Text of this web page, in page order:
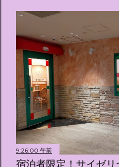
9:26:00 午前
宿泊者限定！サイゼ